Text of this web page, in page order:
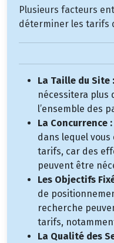
Plusieurs facteurs
déterminer les tarifs
La Taille du Site :
nécessitera plus
l’ensemble des
La Concurrence :
dans lequel
tarifs, car des
peuvent être
Les Objectifs
de
recherche
tarifs,
La Qualité des